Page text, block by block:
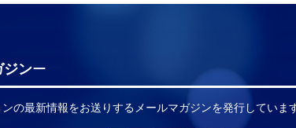
ン
の最新情報をお送りするメールマガジンを発行しています